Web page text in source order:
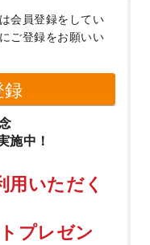
会員登録をしてい
ご登録をお願いい
録
施中！
用いただく
プレゼン